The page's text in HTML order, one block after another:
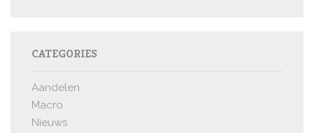
CATEGORIES
Aandelen
Macro
Nieuws